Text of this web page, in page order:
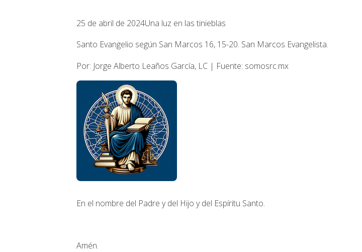
25 de abril de 2024Una luz en las tinieblas
Santo Evangelio según San Marcos 16, 15-20. San Marcos Evangelista.
Por: Jorge Alberto Leaños García, LC | Fuente: somosrc.mx
En el nombre del Padre y del Hijo y del Espíritu Santo.
Amén.